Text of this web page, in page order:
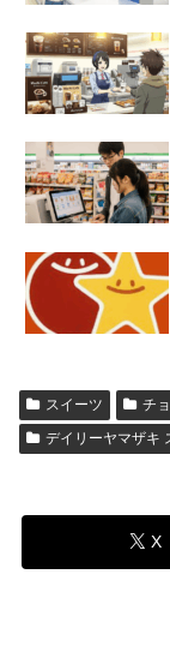
スイーツ チ
デイリーヤマザキ
X